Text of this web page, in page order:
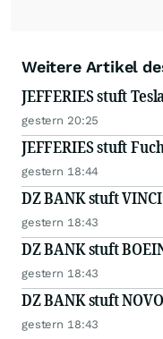
Weitere Artikel
JEFFERIES stuft
gestern 20:25
JEFFERIES stuft
gestern 18:44
DZ BANK stuft
gestern 18:43
DZ BANK stuft
gestern 18:43
DZ BANK stuft
gestern 18:43